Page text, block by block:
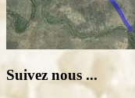
Suivez nous ...